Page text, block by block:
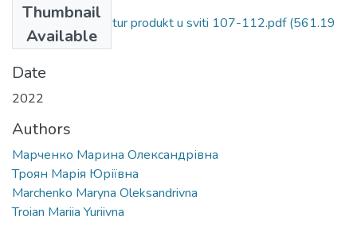
Thumbnail
Available
Koniuktura tsin na tur produkt u sviti 107-112.pdf(561.19
KB)
Date
2022
Authors
Марченко Марина Олександрівна
Троян Марія Юріївна
Marchenko Maryna Oleksandrivna
Troian Mariia Yuriivna